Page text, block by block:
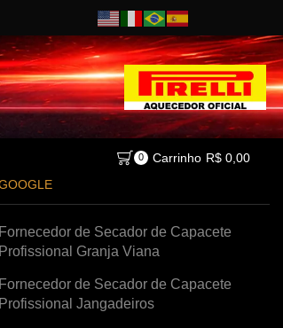
0 Carrinho R$0,00
Fornecedor de Secador de Capacete
Profissional Granja Viana
Fornecedor de Secador de Capacete
Profissional Jangadeiros